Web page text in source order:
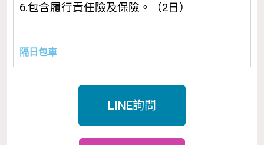
6.包含履行責任險及保險。（2日）
隔日包車
LINE詢問